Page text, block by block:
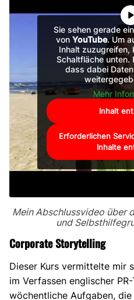
Sie sehen gerade
vonYouTube. Um
Inhalt zuzugreifen,
Schaltfläche unten.
dass dabei
Mehr
Inhalt
Erforderlichen
Inhalte
Mein Abschlussvideo über
und
Corporate Storytelling
Dieser Kurs vermittelte mir
im Verfassen englischer
wöchentliche Aufgaben,